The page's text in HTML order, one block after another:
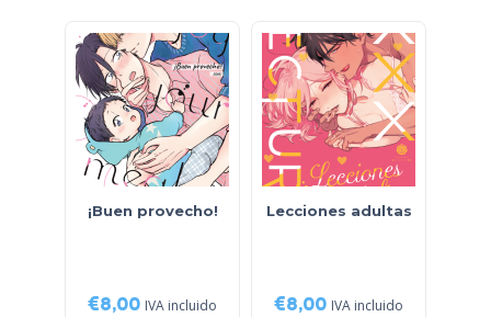
¡Buen provecho!
€8,00 IVA incluido
Lecciones adultas
€8,00 IVA incluido